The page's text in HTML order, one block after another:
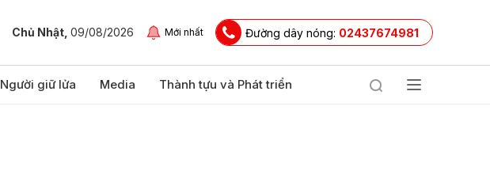
Chủ Nhật, 09/08/2026 Mới nhất Đường dây nóng: 02437674981
Người giữ lửa Media Thành tựu và Phát triển